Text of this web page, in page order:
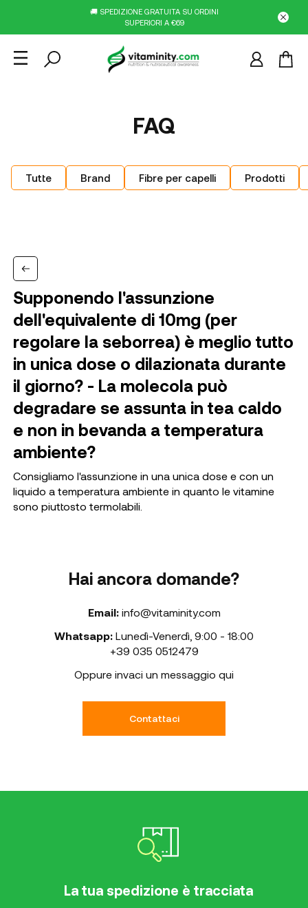
🚚 SPEDIZIONE GRATUITA SU ORDINI
SUPERIORI A €69
FAQ
Tutte Brand Fibre per capelli Prodotti
Supponendo l'assunzione
dell'equivalente di 10mg (per
regolare la seborrea) è meglio tutto
in unica dose o dilazionata durante
il giorno? - La molecola può
degradare se assunta in tea caldo
e non in bevanda a temperatura
ambiente?
Consigliamo l'assunzione in una unica dose e con un
liquido a temperatura ambiente in quanto le vitamine
sono piuttosto termolabili.
Hai ancora domande?
Email: info@vitaminity.com
Whatsapp: Lunedì-Venerdì 9:00 - 18:00
+39 035 0512479
Oppure invaci un messaggio qui
Contattaci
La tua spedizione è tracciata